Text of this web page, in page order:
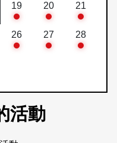
19 20 21
26 27 28
活動